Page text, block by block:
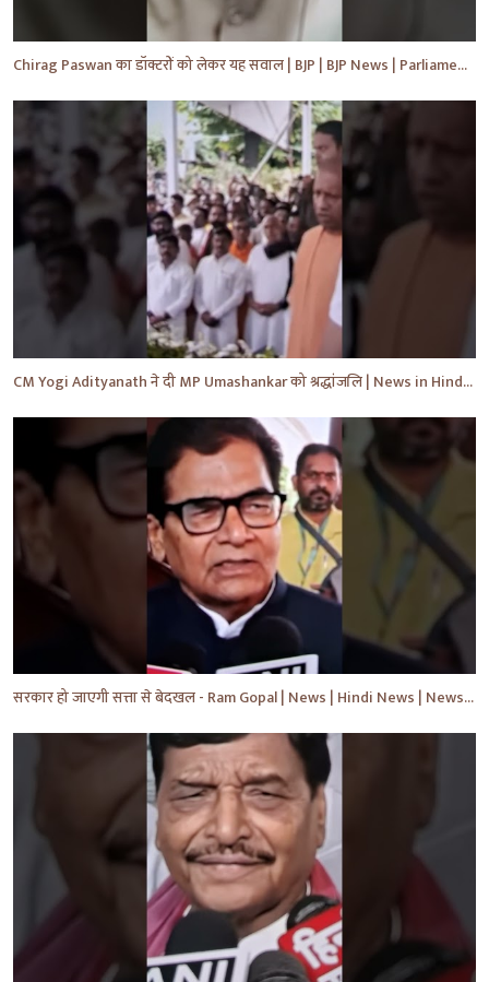
Chirag Paswan का डॉक्टरों को लेकर यह सवाल | BJP | BJP News | Parliament | #shorts #ytnewshorts #yt
CM Yogi Adityanath ने दी MP Umashankar को श्रद्धांजलि | News in Hindi | News Today | #shorts #yt
सरकार हो जाएगी सत्ता से बेदखल - Ram Gopal | News | Hindi News | News Today | #shorts #ytshorts #yt